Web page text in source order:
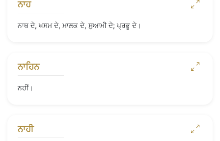
ਨਾਹ
ਨਾਥ ਦੇ, ਖਸਮ ਦੇ, ਮਾਲਕ ਦੇ, ਸੁਆਮੀ ਦੇ; ਪ੍ਰਭੂ ਦੇ।
ਨਾਹਿਨ
ਨਹੀਂ।
ਨਾਹੀ